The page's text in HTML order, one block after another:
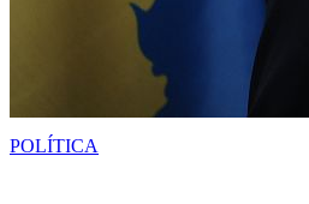
POLÍTICA